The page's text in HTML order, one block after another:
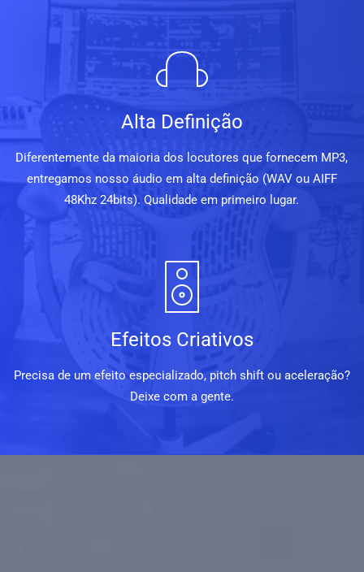
Alta Definição
Diferentemente da maioria dos locutores que fornecem MP3,
entregamos nosso áudio em alta definição (WAV ou AIFF
48Khz 24bits). Qualidade em primeiro lugar.
Efeitos Criativos
Precisa de um efeito especializado, pitch shift ou aceleração?
Deixe com a gente.